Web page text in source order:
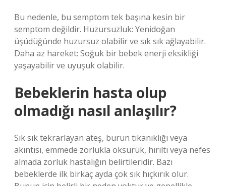
Bu nedenle, bu semptom tek başına kesin bir
semptom değildir. Huzursuzluk: Yenidoğan
üşüdüğünde huzursuz olabilir ve sık sık ağlayabilir.
Daha az hareket: Soğuk bir bebek enerji eksikliği
yaşayabilir ve uyuşuk olabilir.
Bebeklerin hasta olup
olmadığı nasıl anlaşılır?
Sık sık tekrarlayan ateş, burun tıkanıklığı veya
akıntısı, emmede zorlukla öksürük, hırıltı veya nefes
almada zorluk hastalığın belirtileridir. Bazı
bebeklerde ilk birkaç ayda çok sık hıçkırık olur.